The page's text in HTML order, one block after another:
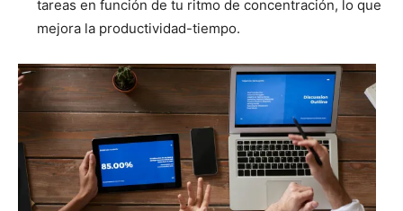
tareas en función de tu ritmo de concentración, lo que
mejora la productividad-tiempo.